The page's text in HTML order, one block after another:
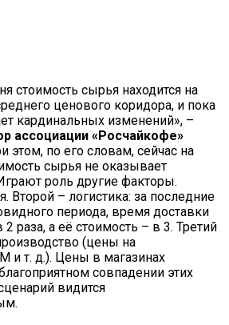
стоимость сырья находится на
ценового коридора, и пока
кардинальных изменений», –
ассоциации «Росчайкофе»
этом, по его словам, сейчас на
сырья не оказывает
роль другие факторы.
Второй – логистика: за последние
периода, время доставки
раза, а её стоимость – в 3. Третий
(цены на
и т. д.). Цены в магазинах
совпадении этих
видится